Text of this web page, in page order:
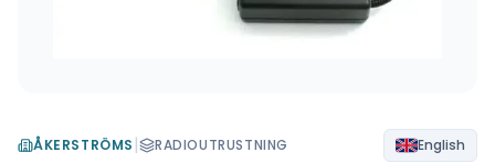
ÅKERSTRÖMS | RADIOUTRUSTNING English